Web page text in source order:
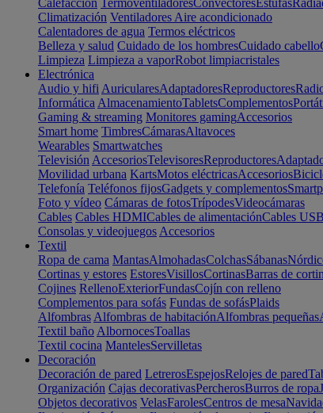
Calefacción TermoventiladoresConvectoresEstufas
Climatización Ventiladores Aire acondicionado
Calentadores de agua Termos eléctricos
Belleza y salud Cuidado de los hombresCuidado cabello
Limpieza Limpieza a vaporRobot limpiacristales
Electrónica
Audio y hifi AuricularesAdaptadoresReproductores
Informática AlmacenamientoTabletsComplementos
Gaming & streaming Monitores gamingAccesorios
Smart home TimbresCámarasAltavoces
Wearables Smartwatches
Televisión AccesoriosTelevisoresReproductores
Movilidad urbana KartsMotos eléctricasAccesorios
Telefonía Teléfonos fijosGadgets y complementos
Foto y vídeo Cámaras de fotosTrípodesVideocámaras
Cables Cables HDMICables de alimentaciónCables USB
Consolas y videojuegos Accesorios
Textil
Ropa de cama MantasAlmohadasColchasSábanas
Cortinas y estores EstoresVisillosCortinasBarras de
Cojines RellenoExteriorFundasCojín con relleno
Complementos para sofás Fundas de sofásPlaids
Alfombras Alfombras de habitaciónAlfombras pequeñas
Textil baño AlbornocesToallas
Textil cocina MantelesServilletas
Decoración
Decoración de pared LetrerosEspejosRelojes de pared
Organización Cajas decorativasPercherosBurros de ropa
Objetos decorativos VelasFarolesCentros de mesa